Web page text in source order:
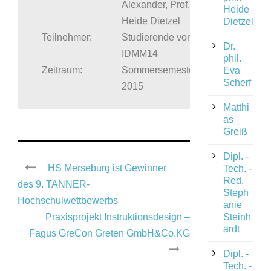
Alexander, Prof. Dr.
Heide Dietzel
Teilnehmer:
Studierende von
IDMM14
Zeitraum:
Sommersemester
2015
HS Merseburg ist Gewinner
des 9. TANNER-
Hochschulwettbewerbs
Praxisprojekt Instruktionsdesign –
Fagus GreCon Greten GmbH&Co.KG
Heide
Dietzel
Dr.
phil.
Eva
Scherf
Matthi
as
Greiß
Dipl. -
Tech. -
Red.
Steph
anie
Steinh
ardt
Dipl. -
Tech. -